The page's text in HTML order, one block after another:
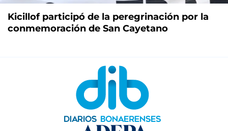
Kicillof participó de la peregrinación por la
conmemoración de San Cayetano